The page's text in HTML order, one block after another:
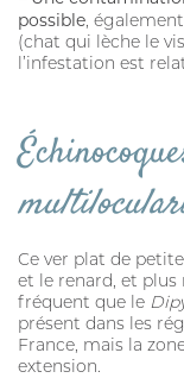
possible,
(chat qui lèche le
l’infestation est
Ce ver plat de
et le renard, et
fréquent que le
présent dans les
France, mais la
extension.